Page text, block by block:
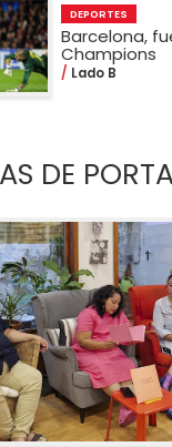
DEPORTES
Barcelona,
Champions
Lado B
DE